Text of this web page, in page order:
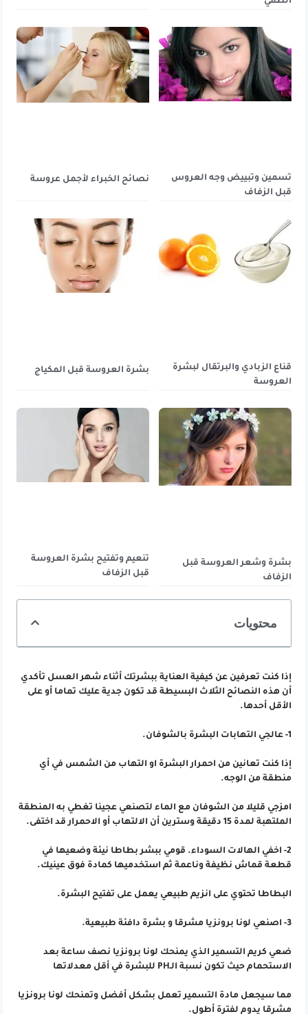
تسمين وتبييض وجه العروس
قبل الزفاف
نصائح الخبراء لأجمل عروسة
قناع الزبادي والبرتقال لبشرة
العروسة
بشرة العروسة قبل المكياج
بشرة وشعر العروسة قبل
الزفاف
تنعيم وتفتيح بشرة العروسة
قبل الزفاف
محتويات
إذا كنت تعرفين عن كيفية العناية ببشرتك أثناء شهر العسل تأكدي
أن هذه النصائح الثلاث البسيطة قد تكون جدية عليك تماما أو على
الأقل أحدها.
1- عالجي التهابات البشرة بالشوفان.
إذا كنت تعانين من احمرار البشرة او التهاب من الشمس في أي
منطقة من الوجه.
امزجي قليلا من الشوفان مع الماء لتصنعي عجينا تغطي به المنطقة
الملتهبة لمدة 15 دقيقة وسترين أن الالتهاب أو الاحمرار قد اختفى.
2- اخفي الهالات السوداء. قومي ببشر بطاطا نيئة وضعيها في
قطعة قماش نظيفة وناعمة ثم استخدميها كمادة فوق عينيك.
البطاطا تحتوي على انزيم طبيعي يعمل على تفتيح البشرة.
3- اصنعي لونا برونزيا مشرقا و بشرة دافئة طبيعية.
ضعي كريم التسمير الذي يمنحك لونا برونزيا نصف ساعة بعد
الاستحمام حيث تكون نسبة الـPH للبشرة في أقل معدلاتها
مما سيجعل مادة التسمير تعمل بشكل أفضل وتمنحك لونا برونزيا
مشرقا يدوم لفترة أطول.